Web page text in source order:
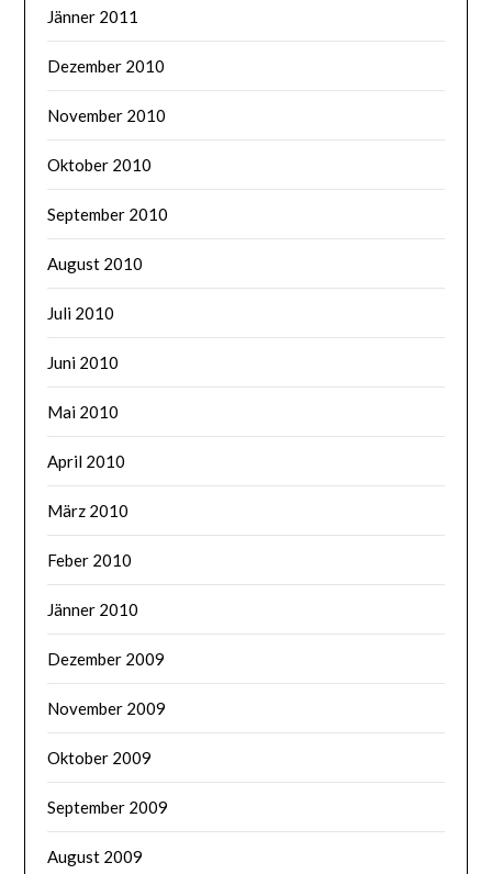
Jänner 2011
Dezember 2010
November 2010
Oktober 2010
September 2010
August 2010
Juli 2010
Juni 2010
Mai 2010
April 2010
März 2010
Feber 2010
Jänner 2010
Dezember 2009
November 2009
Oktober 2009
September 2009
August 2009